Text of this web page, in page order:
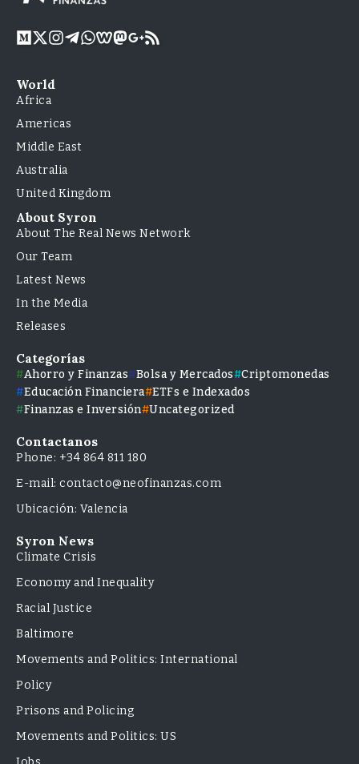
World
Africa
Americas
Middle East
Australia
United Kingdom
About Syron
About The Real News Network
Our Team
Latest News
In the Media
Releases
Categorías
Ahorro y Finanzas Bolsa y Mercados
Criptomonedas
Educación Financiera ETFs e Indexados
Finanzas e Inversión Uncategorized
Contactanos
Phone: +34 864 811 180
E-mail: contacto@neofinanzas.com
Ubicación: Valencia
Syron News
Climate Crisis
Economy and Inequality
Racial Justice
Baltimore
Movements and Politics: International
Policy
Prisons and Policing
Movements and Politics: US